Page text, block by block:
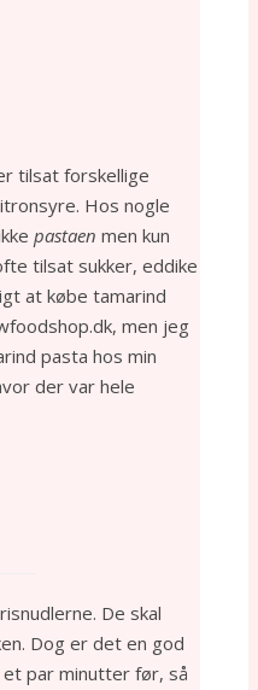
tilsat forskellige
Hos nogle
pastaen men kun
tilsat sukker, eddike
at købe tamarind
men jeg
pasta hos min
der var hele
De skal
Dog er det en god
par minutter før, så